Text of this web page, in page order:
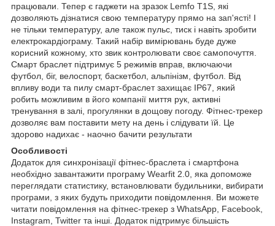
працювали. Тепер є гаджети на зразок Lemfo T1S, які
дозволяють дізнатися свою температуру прямо на зап'ясті! І
не тільки температуру, але також пульс, тиск і навіть зробити
електрокардіограму. Такий набір вимірювань буде дуже
корисний кожному, хто звик контролювати своє самопочуття.
Смарт браслет підтримує 5 режимів вправ, включаючи
футбол, біг, велоспорт, баскетбол, альпінізм, футбол. Від
впливу води та пилу смарт-браслет захищає IP67, який
робить можливим в його компанії миття рук, активні
тренування в залі, прогулянки в дощову погоду. Фітнес-трекер
дозволяє вам поставити мету на день і слідувати їй. Це
здорово надихає - наочно бачити результати
Особливості
Додаток для синхронізації фітнес-браслета і смартфона
необхідно завантажити програму Wearfit 2.0, яка допоможе
переглядати статистику, встановлювати будильники, вибирати
програми, з яких будуть приходити повідомлення. Ви можете
читати повідомлення на фітнес-трекер з WhatsApp, Facebook,
Instagram, Twitter та інші. Додаток підтримує більшість